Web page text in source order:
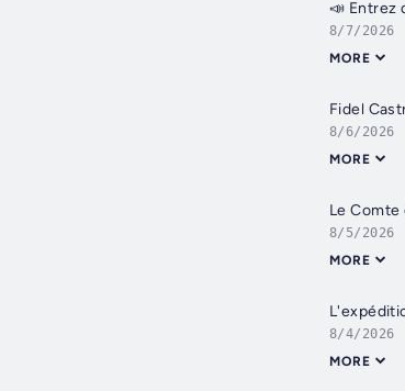
8/7/2026
MORE
Fidel
8/6/2026
MORE
Le
8/5/2026
MORE
8/4/2026
MORE